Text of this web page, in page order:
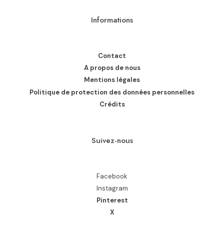
Informations
Contact
A propos de nous
Mentions légales
Politique de protection des données personnelles
Crédits
Suivez-nous
Facebook
Instagram
Pinterest
X